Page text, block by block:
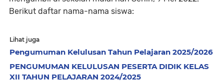
Berikut daftar nama-nama siswa:
Lihat juga
Pengumuman Kelulusan Tahun Pelajaran 2025/2026
PENGUMUMAN KELULUSAN PESERTA DIDIK KELAS
XII TAHUN PELAJARAN 2024/2025